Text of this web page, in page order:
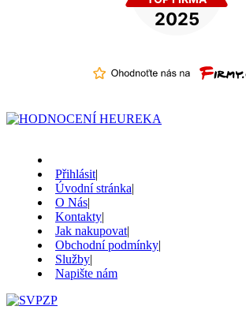
Přihlásit|
Úvodní stránka|
O Nás|
Kontakty|
Jak nakupovat|
Obchodní podmínky|
Služby|
Napište nám